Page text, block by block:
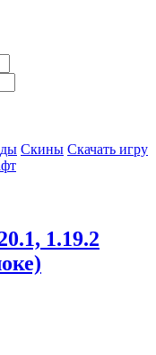
Скины Скачать игру
1.19.2